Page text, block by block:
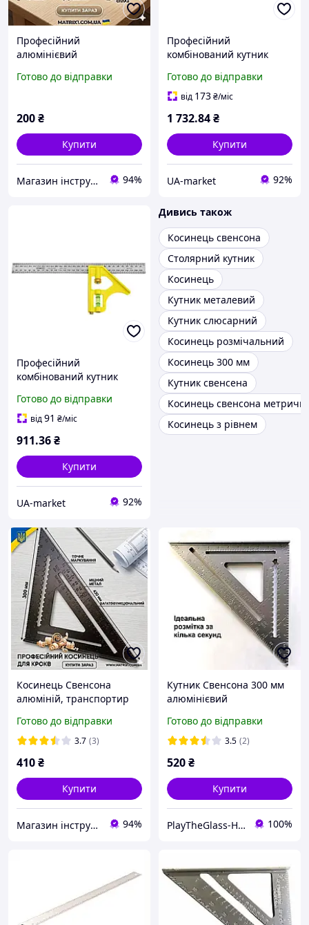
Професійний
алюмінієвий
мм Swanson
Готово до відправки
200₴
Купити
Магазин інструменту MATRIX 94%
Професійний
комбінований кутник
точних вимірювань з
гравірованими шкалами
Готово до відправки
від 173₴/міс
1 732.84₴
Купити
UA-market 92%
Професійний
комбінований кутник
143 довжина 300 мм з
високою точністю I класу
Готово до відправки
від91 ₴/міс
911.36₴
Купити
UA-market 92%
Дивись також
Косинець свенсона
Столярний кутник
Косинець
Кутник металевий
Кутник слюсарний
Косинець розмічальний
Косинець 300 мм
Кутник свенсена
Косинець свенсона
Косинець з рівнем
Косинець Свенсона
алюміній, транспортир
Готово до відправки
3.7 (3)
410₴
Купити
Магазин інструменту MATRIX 94%
Кутник Свенсона 300 мм
алюмінієвий
косинець Speed Square
для розмітки та різання
Готово до відправки
3.5 (2)
520₴
Купити
PlayTheGlass-Home 100%